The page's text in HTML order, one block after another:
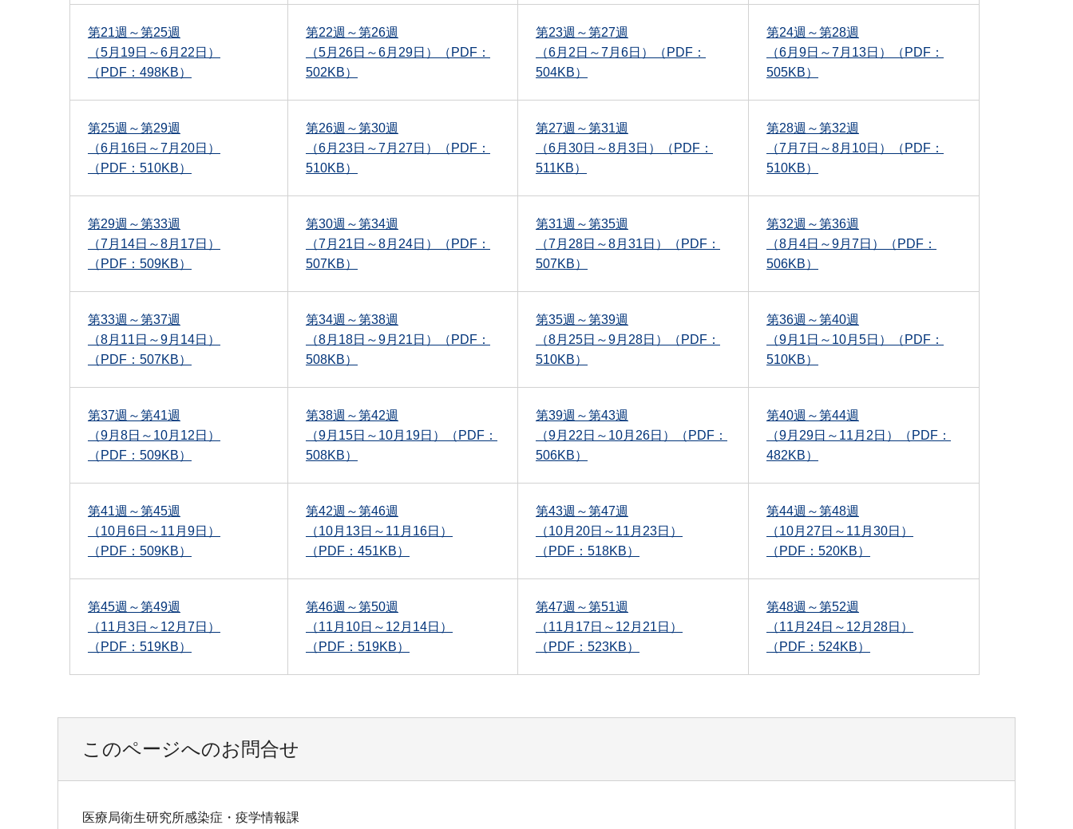
第21週～第25週
（5月19日～6月22日）
（PDF：498KB）
第22週～第26週
（5月26日～6月29日）（PDF：
502KB）
第23週～第27週
（6月2日～7月6日）（PDF：
504KB）
第24週～第28週
（6月9日～7月13日）（PDF：
505KB）
第25週～第29週
（6月16日～7月20日）
（PDF：510KB）
第26週～第30週
（6月23日～7月27日）（PDF：
510KB）
第27週～第31週
（6月30日～8月3日）（PDF：
511KB）
第28週～第32週
（7月7日～8月10日）（PDF：
510KB）
第29週～第33週
（7月14日～8月17日）
（PDF：509KB）
第30週～第34週
（7月21日～8月24日）（PDF：
507KB）
第31週～第35週
（7月28日～8月31日）（PDF：
507KB）
第32週～第36週
（8月4日～9月7日）（PDF：
506KB）
第33週～第37週
（8月11日～9月14日）
（PDF：507KB）
第34週～第38週
（8月18日～9月21日）（PDF：
508KB）
第35週～第39週
（8月25日～9月28日）（PDF：
510KB）
第36週～第40週
（9月1日～10月5日）（PDF：
510KB）
第37週～第41週
（9月8日～10月12日）
（PDF：509KB）
第38週～第42週
（9月15日～10月19日）（PDF：
508KB）
第39週～第43週
（9月22日～10月26日）（PDF：
506KB）
第40週～第44週
（9月29日～11月2日）（PDF：
482KB）
第41週～第45週
（10月6日～11月9日）
（PDF：509KB）
第42週～第46週
（10月13日～11月16日）
（PDF：451KB）
第43週～第47週
（10月20日～11月23日）
（PDF：518KB）
第44週～第48週
（10月27日～11月30日）
（PDF：520KB）
第45週～第49週
（11月3日～12月7日）
（PDF：519KB）
第46週～第50週
（11月10日～12月14日）
（PDF：519KB）
第47週～第51週
（11月17日～12月21日）
（PDF：523KB）
第48週～第52週
（11月24日～12月28日）
（PDF：524KB）
このページへのお問合せ
医療局衛生研究所感染症・疫学情報課